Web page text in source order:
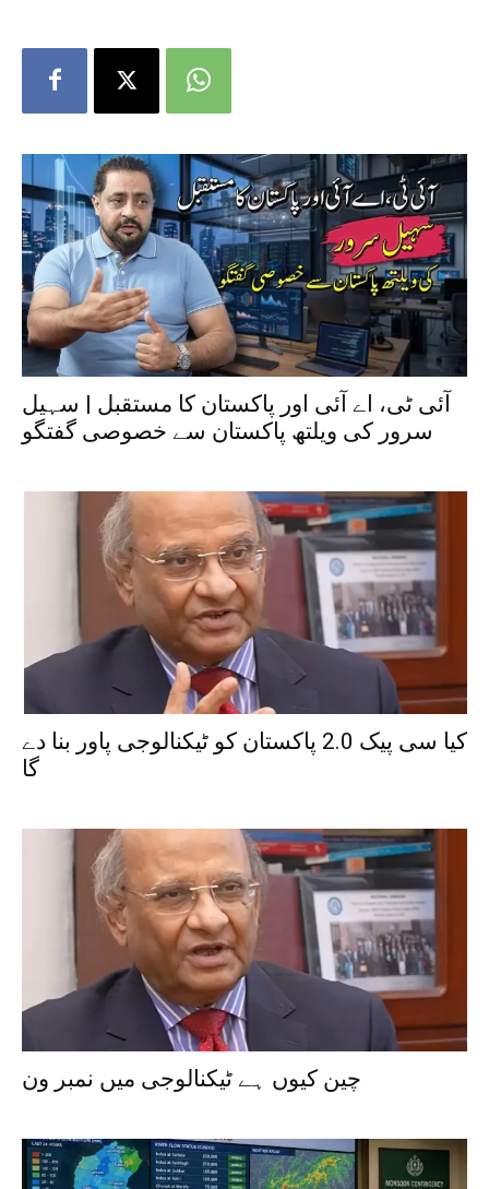
آئی ٹی، اے آئی اور پاکستان کا مستقبل | سہیل
سرور کی ویلتھ پاکستان سے خصوصی گفتگو
کیا سی پیک 2.0 پاکستان کو ٹیکنالوجی پاور بنا دے
گا
چین کیوں ہے ٹیکنالوجی میں نمبر ون